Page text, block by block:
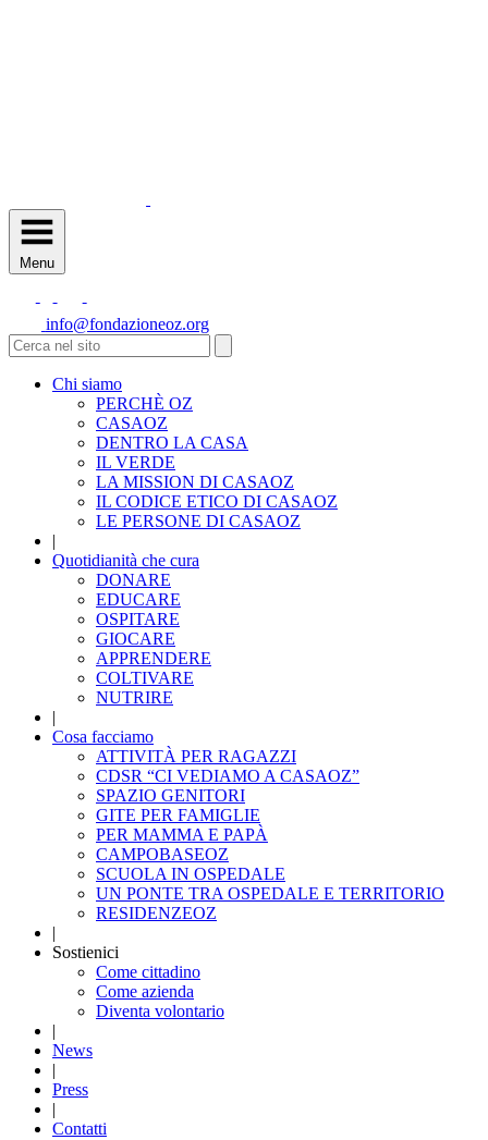
Menu
info@fondazioneoz.org
Chi siamo
PERCHÈ OZ
CASAOZ
DENTRO LA CASA
IL VERDE
LA MISSION DI CASAOZ
IL CODICE ETICO DI CASAOZ
LE PERSONE DI CASAOZ
|
Quotidianità che cura
DONARE
EDUCARE
OSPITARE
GIOCARE
APPRENDERE
COLTIVARE
NUTRIRE
|
Cosa facciamo
ATTIVITÀ PER RAGAZZI
CDSR “CI VEDIAMO A CASAOZ”
SPAZIO GENITORI
GITE PER FAMIGLIE
PER MAMMA E PAPÀ
CAMPOBASEOZ
SCUOLA IN OSPEDALE
UN PONTE TRA OSPEDALE E TERRITORIO
RESIDENZEOZ
|
Sostienici
Come cittadino
Come azienda
Diventa volontario
|
News
|
Press
|
Contatti